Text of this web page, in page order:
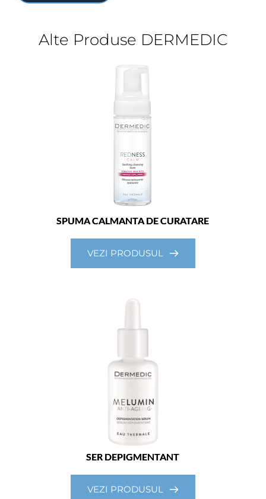
Alte Produse DERMEDIC
SPUMA CALMANTA DE CURATARE
VEZI PRODUSUL
SER DEPIGMENTANT
VEZI PRODUSUL